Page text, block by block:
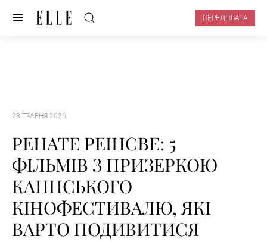
ПЕРЕДПЛАТА
28 ТРАВНЯ 2026
РЕНАТЕ РЕІНСВЕ: 5
ФІЛЬМІВ З ПРИЗЕРКОЮ
КАННСЬКОГО
КІНОФЕСТИВАЛЮ, ЯКІ
ВАРТО ПОДИВИТИСЯ